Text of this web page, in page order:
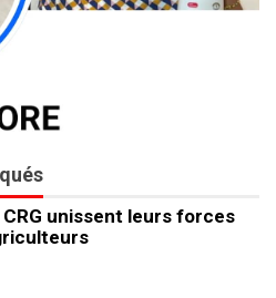
unissent leurs forces